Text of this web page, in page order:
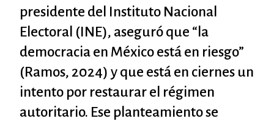
presidente del Instituto Nacional
Electoral (INE), aseguró que “la
democracia en México está en riesgo”
(Ramos, 2024) y que está en ciernes un
intento por restaurar el régimen
autoritario. Ese planteamiento se